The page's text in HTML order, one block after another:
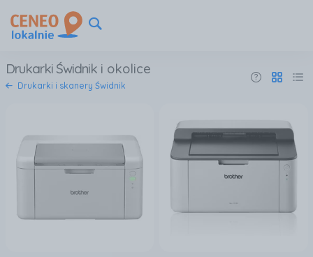
Drukarki Świdnik i okolice
Drukarki i skanery Świdnik